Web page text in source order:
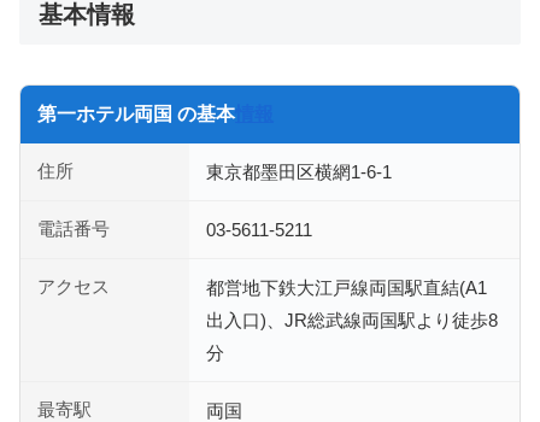
基本情報
第一ホテル両国 の基本情報
住所 東京都墨田区横網1-6-1
電話番号 03-5611-5211
アクセス
都営地下鉄大江戸線両国駅直結(A1
出入口)、JR総武線両国駅より徒歩8
分
最寄駅 両国